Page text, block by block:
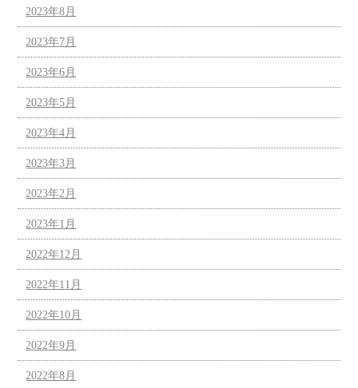
2023年8月
2023年7月
2023年6月
2023年5月
2023年4月
2023年3月
2023年2月
2023年1月
2022年12月
2022年11月
2022年10月
2022年9月
2022年8月